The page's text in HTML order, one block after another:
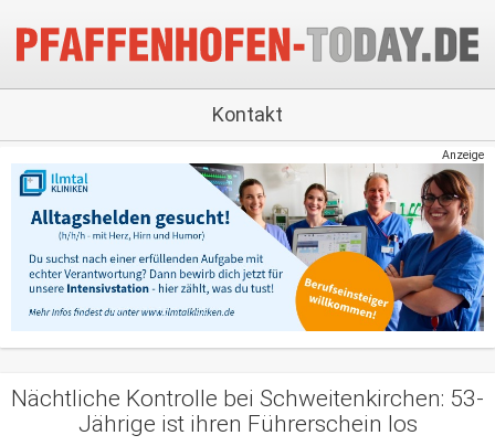
Kontakt
Anzeige
Nächtliche Kontrolle bei Schweitenkirchen: 53-
Jährige ist ihren Führerschein los